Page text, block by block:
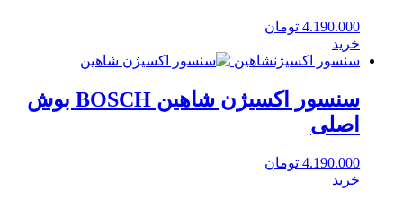
4.190.000 تومان
خرید
سنسور اکسیژنشاهین
سنسور اکسیژن شاهین BOSCH بوش
اصلی
4.190.000 تومان
خرید